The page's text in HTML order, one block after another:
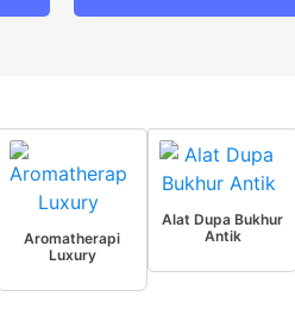
Aromatherapi
Luxury
Alat Dupa Bukhur
Antik